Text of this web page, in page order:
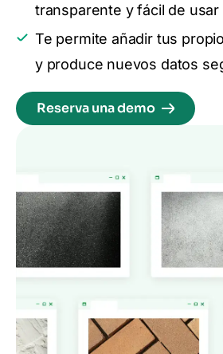
transparente y fácil de usar
Te permite añadir tus
y produce nuevos datos
Reserva una demo